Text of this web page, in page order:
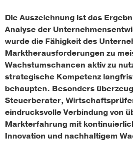
Die Auszeichnung ist das
Analyse der
wurde die Fähigkeit des
Marktherausforderungen zu
Wachstumschancen aktiv zu
strategische Kompetenz
behaupten. Besonders
Steuerberater,
eindrucksvolle Verbindung von
Markterfahrung mit
Innovation und nachhaltigem